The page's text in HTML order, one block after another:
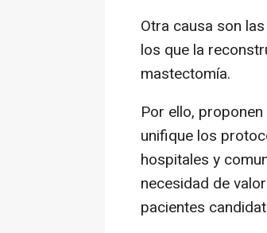
Otra causa son
los que la
mastectomía.
Por ello,
unifique los
hospitales y
necesidad de
pacientes